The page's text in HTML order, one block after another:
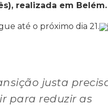
realizada em Belém.
até o próximo dia 21.
justa
para reduzir as